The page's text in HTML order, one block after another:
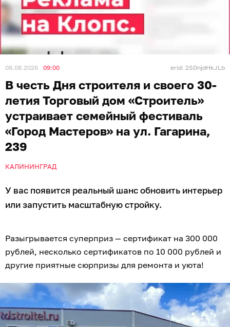
08.08.2026 09:00 erid: 2SDnjdHkJLb
В честь Дня строителя и своего 30-
летия Торговый дом «Строитель»
устраивает семейный фестиваль
«Город Мастеров» на ул. Гагарина,
239
КАЛИНИНГРАД
У вас появится реальный шанс обновить интерьер
или запустить масштабную стройку.
Разыгрывается суперприз — сертификат на 300 000
рублей, несколько сертификатов по 10 000 рублей и
другие приятные сюрпризы для ремонта и уюта!